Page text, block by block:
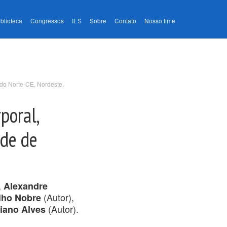
Congressos IES Sobre Contato Nosso time
Norte-CE, Nordeste,
de
Alexandre
Nobre (Autor),
Alves (Autor).